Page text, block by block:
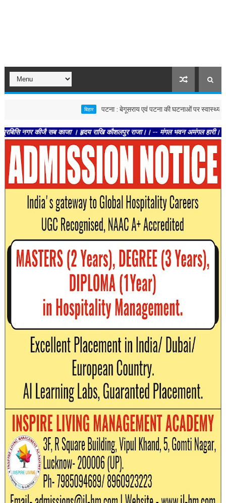
पटना : बेगूसराय एवं पटना की घटनाओं पर स्वास्थ्य विभाग
कीजै सब काजा । हृदय राखि कौशलपुर राजा।। -- मंगल भवन अमंगल हारी। द्रवहु